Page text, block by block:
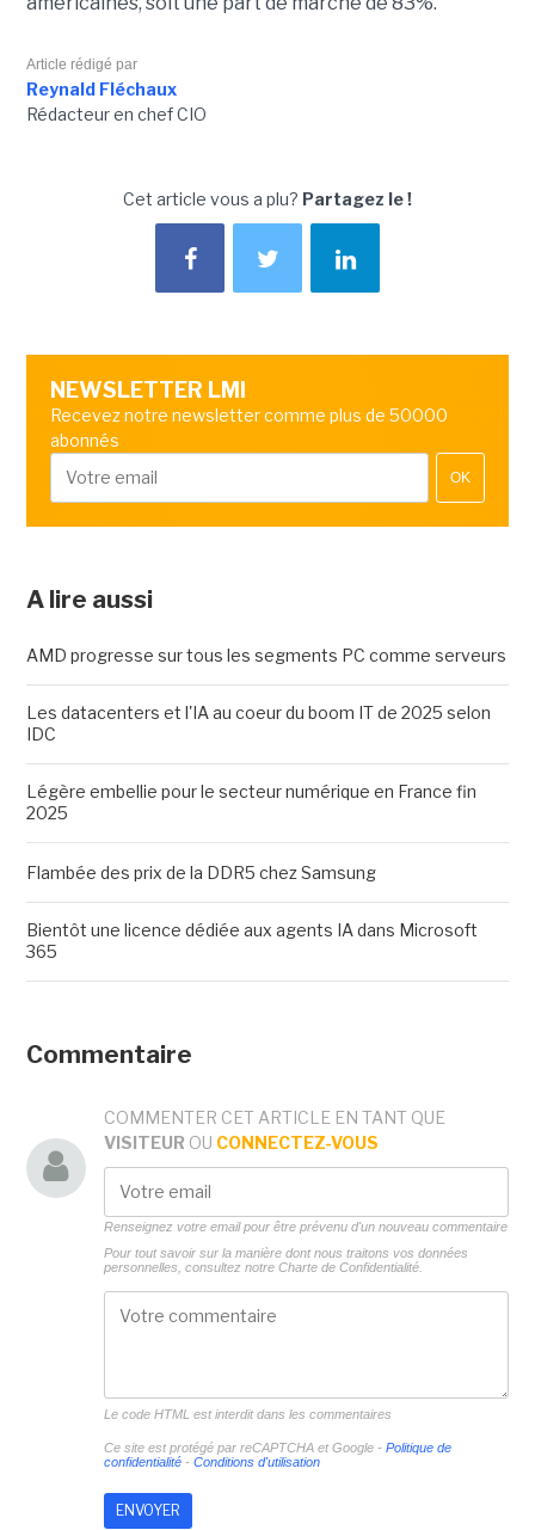
Article rédigé par
Reynald Fléchaux
Rédacteur en chef CIO
Cet article vous a plu? Partagez le !
NEWSLETTER LMI
Recevez notre newsletter comme plus de 50000
abonnés
OK
A lire aussi
AMD progresse sur tous les segments PC comme serveurs
Les datacenters et l'IA au coeur du boom IT de 2025 selon
IDC
Légère embellie pour le secteur numérique en France fin
2025
Flambée des prix de la DDR5 chez Samsung
Bientôt une licence dédiée aux agents IA dans Microsoft
365
Commentaire
COMMENTER CET ARTICLE EN TANT QUE
VISITEUR OU CONNECTEZ-VOUS
Renseignez votre email pour être prévenu d'un nouveau commentaire
Pour tout savoir sur la manière dont nous traitons vos données
personnelles, consultez notre Charte de Confidentialité.
Le code HTML est interdit dans les commentaires
Ce site est protégé par reCAPTCHA et Google - Politique de
confidentialité- Conditions d'utilisation